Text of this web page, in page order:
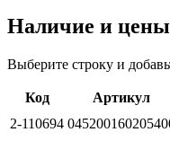
Наличие и цены
Выберите строку и
Код Артикул
2-110694